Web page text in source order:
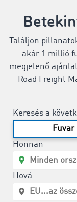
Találjon
akár 1 millió
megjelenő
Road Freight
Keresés a
Fuvar
Honnan
Hová